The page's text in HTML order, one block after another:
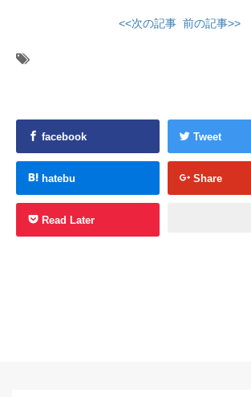
<<次の記事 前の記事>>
facebook Tweet
hatebu Share
Read Later